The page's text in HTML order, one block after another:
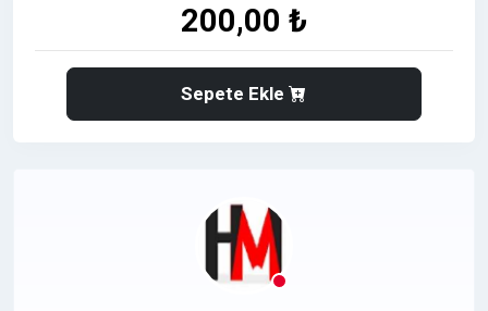
200,00 ₺
Sepete Ekle